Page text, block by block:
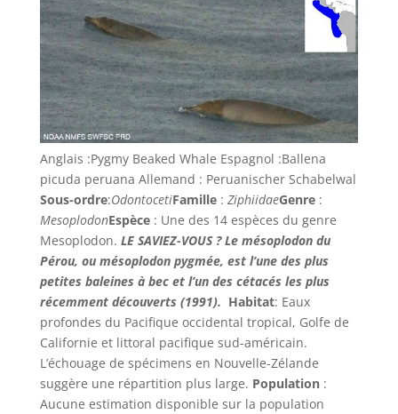
Anglais :Pygmy Beaked Whale Espagnol :Ballena
picuda peruana Allemand : Peruanischer Schabelwal
Sous-ordre:OdontocetiFamille : ZiphiidaeGenre :
MesoplodonEspèce : Une des 14 espèces du genre
Mesoplodon. LE SAVIEZ-VOUS ?Le mésoplodon du
Pérou, ou mésoplodon pygmée, est l’une des plus
petites baleines à bec et l’un des cétacés les plus
récemment découverts (1991). Habitat: Eaux
profondes du Pacifique occidental tropical, Golfe de
Californie et littoral pacifique sud-américain.
L’échouage de spécimens en Nouvelle-Zélande
suggère une répartition plus large. Population :
Aucune estimation disponible sur la population